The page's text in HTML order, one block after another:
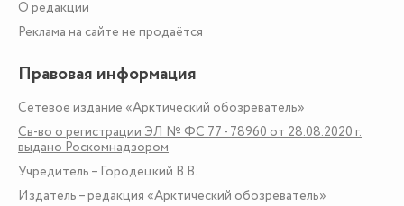
О редакции
Реклама на сайте не продаётся
Правовая информация
Сетевое издание «Арктический обозреватель»
Св-во о регистрации ЭЛ № ФС 77 - 78960 от 28.08.2020 г.
выдано Роскомнадзором
Учредитель – Городецкий В.В.
Издатель – редакция «Арктический обозреватель»